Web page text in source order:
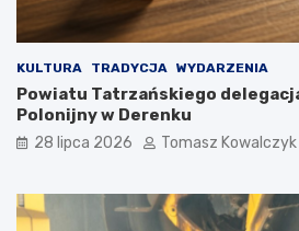
KULTURA TRADYCJA WYDARZENIA
Powiatu Tatrzańskiego
Polonijny w Derenku
28 lipca 2026 Tomasz Kowalczyk